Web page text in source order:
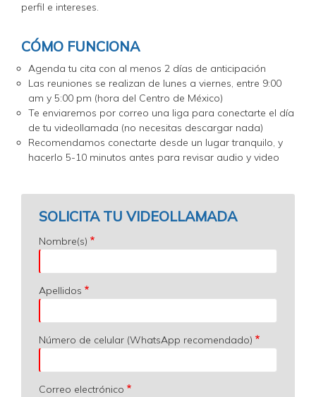
perfil e intereses.
CÓMO FUNCIONA
Agenda tu cita con al menos 2 días de anticipación
Las reuniones se realizan de lunes a viernes, entre 9:00
am y 5:00 pm (hora del Centro de México)
Te enviaremos por correo una liga para conectarte el día
de tu videollamada (no necesitas descargar nada)
Recomendamos conectarte desde un lugar tranquilo, y
hacerlo 5-10 minutos antes para revisar audio y video
SOLICITA TU VIDEOLLAMADA
Nombre(s)
Apellidos
Número de celular (WhatsApp recomendado)
Correo electrónico